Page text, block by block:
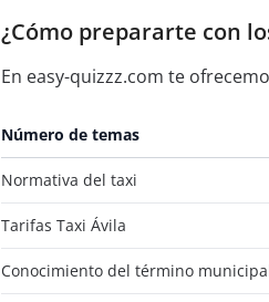
¿Cómo prepararte con
En easy-quizzz.com te
Número de temas
Normativa del taxi
Tarifas Taxi Ávila
Conocimiento del término